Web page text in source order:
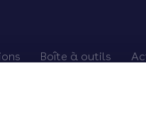
Boîte à outils